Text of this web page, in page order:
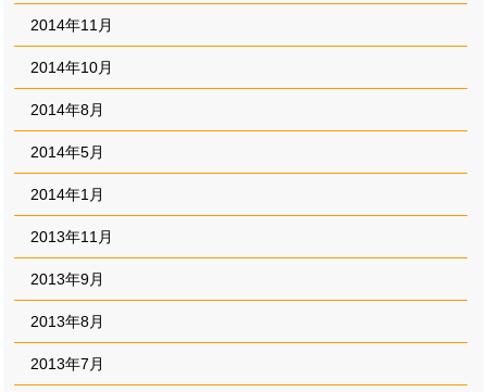
2014年11月
2014年10月
2014年8月
2014年5月
2014年1月
2013年11月
2013年9月
2013年8月
2013年7月